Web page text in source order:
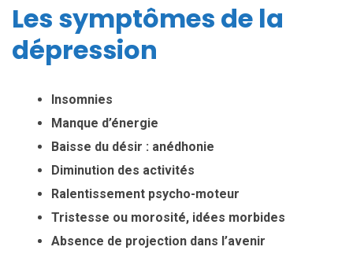
Les symptômes de la
dépression
Insomnies
Manque d’énergie
Baisse du désir : anédhonie
Diminution des activités
Ralentissement psycho-moteur
Tristesse ou morosité, idées morbides
Absence de projection dans l’avenir